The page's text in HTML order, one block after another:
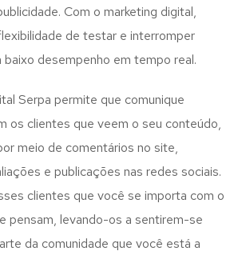
Com o marketing digital,
de testar e interromper
baixo desempenho em tempo real.
Serpa permite que comunique
os clientes que veem o seu conteúdo,
meio de comentários no site,
e publicações nas redes sociais.
clientes que você se importa com o
pensam, levando-os a sentirem-se
da comunidade que você está a